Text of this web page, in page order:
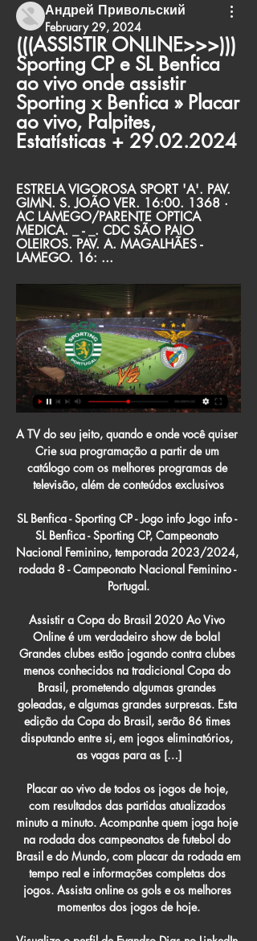
Андрей Привольский
February 29, 2024
(((ASSISTIR ONLINE>>>)))
Sporting CP e SL Benfica
ao vivo onde assistir
Sporting x Benfica » Placar
ao vivo, Palpites,
Estatísticas + 29.02.2024
ESTRELA VIGOROSA SPORT 'A'. PAV.
GIMN. S. JOÃO VER. 16:00. 1368 ·
AC LAMEGO/PARENTE OPTICA
MEDICA. _ - _. CDC SÃO PAIO
OLEIROS. PAV. A. MAGALHÃES -
LAMEGO. 16: ...
A TV do seu jeito, quando e onde você quiser Crie sua programação a partir de um catálogo com os melhores programas de televisão, além de conteúdos exclusivos

SL Benfica - Sporting CP - Jogo info Jogo info - SL Benfica - Sporting CP, Campeonato Nacional Feminino, temporada 2023/2024, rodada 8 - Campeonato Nacional Feminino - Portugal.

Assistir a Copa do Brasil 2020 Ao Vivo Online é um verdadeiro show de bola! Grandes clubes estão jogando contra clubes menos conhecidos na tradicional Copa do Brasil, prometendo algumas grandes goleadas, e algumas grandes surpresas. Esta edição da Copa do Brasil, serão 86 times disputando entre si, em jogos eliminatórios, as vagas para as […]

Placar ao vivo de todos os jogos de hoje, com resultados das partidas atualizados minuto a minuto. Acompanhe quem joga hoje na rodada dos campeonatos de futebol do Brasil e do Mundo, com placar da rodada em tempo real e informações completas dos jogos. Assista online os gols e os melhores momentos dos jogos de hoje.

Visualize o perfil de Evandro Dias no LinkedIn, a maior comunidade profissional do mundo. Evandro tem 2 empregos no perfil. Visualize o perfil completo no LinkedIn e descubra as conexões de Evandro e as vagas em empresas similares.

Frei Roger Strapazzon e Moacir Beggo. Petrópolis (RJ) – A centenária Igreja do Sagrado, em Petrópolis (RJ), reuniu nesta sexta-feira (6/12) duas gerações de frades da Província da Imaculada Conceição durante a Eucaristia de Ação de Graças, às 10 horas. De um lado, os frades que celebram seus jubileus de vida religiosa e sacerdotal. Alguns fazem o primeiro jubileu de 25 anos e.

O Vasco da Gama está neste momento em 18º lugar e necessita de pontos para tentar fugir da zona de despromoção. Vem de uma derrota com o 17º classificado e um dos seus adversários “directos”, o Criciúma, mas antes desse jogo até estava a manter alguma consistência em não perder pontos.

Sporting CP - Benfica placar ao vivo, H2H e escalações há 11 horas — Sporting CP Benfica esultado ao vivo (e transmissão online) começa no dia 14 de abr. de 2024 as 15:00 horário UTC como parte do Campeonato Nacional, Women, ...

Sporting - Benfica placar ao vivo, H2H e escalações Sporting Benfica esultado ao vivo (e transmissão online) começa no dia 29 de fev. de 2024 as 20:45 horário UTC como parte do Taça de Portugal, Portugal.

O árbitro Rafael Carlos Salgueiro (CBF/AL) vai apitar a grande final entre CSE e Zumbi neste domingo (27), às 16h, no Estádio Juca Sampaio, em Palmeira dos Índios, na decisão do Campeonato Alagoano Sub-23 – 2ª Divisão 2019.

Assistir Confiança ao vivo nunca foi tão rápido e fácil, os melhores jogos do Confiança é aqui no FuteMax.tv.. Assistir Frei Paulistano x Confiança ao vivo HD 08/02/2020 grátis. 08/02/2020. Assistir Botafogo-PB x Confiança ao vivo 01/02/2020 grátis. 01/02/2020.

A Benfica TV possui os todos os direitos da transmissão dos jogos do Benfica em casa. Nas transmissões fora de Portugal as emissoras compram directamente à emissora os direitos televisivos.. 1966/67 Benfica Académica de Coimbra Eusébio - Benfica 31/26 1967/68 Benfica Sporting Eusébio - Benfica …

CHAMPIONSHIP - PLAY-OFF DE PROMOÇÃO - MEIAS-FINAIS - 2.ª MÃO 19:45 Fulham - Cardiff City (2-0 na eliminatória) NORUEGA - 11.ª JORNADA 17:00 Stabaek - Bodoe/Glimt 19:30 Rosenborg BK - Viking FK TAÇA DA SUÉCIA 16:45 IFK Gothenburg - Malmo FF TAÇA DA SUÉCIA 18:00 Aengelholms FF - Lunds BK TAÇA DA ISLÂNDIA - OITAVOS DE FINAL 18:30 KA Akureyri - IBV Vestmannaeyjar 19:00 FH …

Além disso, fizemos uma análise subjetiva das principais característica de Daniel Paulista no comando do Confiança e que pode ser levado para outros clubes. Bancada Azulina 52 – Pré jogo Confiança x River. 14/02/2020 14/02/2020 Dragão de Aracaju Comment.

Conhecido por paredão o goleiro mais uma vez chega a Afogados da Ingazeira para disputar a competição. O atleta é o primeiro reforço do tricolor sertanejo que busca uma vaga na elite do futebol pernambucano. Está na boca do torcedor da Coruja que hoje declara com toda confiança na equipe, e inventou o slogan. 'O Paradão voltou!'

Assistir Criciúma x Marcílio Dias ao vivo. 17h00 – Campeonato Catarinense: Criciúma x Marcílio Dias. Criciúma Esporte Clube (cujo acrônimo é CEC) é um clube brasileiro de futebol sediado na cidade de Criciúma, no estado de Santa Catarina. Fundado em 13 de …

No primeiro jogo válido pelas quartas de final do Campeonato Catarinense, Criciúma e Marcílio Dias, empatam em 0x0, na noite desta quarta-feira (08), no estádio Heriberto Hülse.. Na partida sem grandes emoções dentro campo, quem teve a melhor oportunidade foi Roberto Pítio, que chegou a abrir o placar para a equipe visitante, mas o gol foi anulado na sequência.

Onde e como ver | Site oficial do Sporting Clube Ver todos. Próximo Jogo. Taça de Portugal. SPORTING CP. VS. SL Benfica. 29 fevereiro 20:45. Comprar Bilhetes. Primeira Liga. FC Arouca. Sporting CP. 10 março 18 ...

Notícias, resultados e vídeos da maior liga de basquete do mundo. Depois de conseguir R$ 77 mil para tratamento do pai, Dennis "zyl" retorna às streams um mês após morte do familiar para.

Classificada, Caldense enfrentará Cruzeiro Após a vitória por 3 a 0 frente ao Tupynambás, a Caldense se reapresentou na tarde desta segunda-feira no CT. O elenco teve uma longa conversa com o técnico Mauro Fernandes e realizou um trabalho de recuperação física.

LiveScore.pt oferece resultados de jogos de futebol ao vivo, golos em tempo real de mais de mil ligas, taças e torneios (Premier League, e Liga dos Campeões), Os nossos serviços incluem marcadores dos golos, resultados ao intervalo, cartões vermelhos, alertas de …

Lucas Paulo está no Facebook. Participe do Facebook para se conectar com Lucas Paulo e outros que você talvez conheça. O Facebook oferece às pessoas o...

片川乃里子 está no Facebook. Participe do Facebook para se conectar com 片川乃里子 e outros que você talvez conheça. O Facebook oferece às pessoas o poder de compartilhar e tornar o mundo mais aberto e conectado.

Futebol ao vivo #Baianão2020 #Jacuipense #BahiadeFeira Jacuipense x Bahia de Feira Bahia x Vitória da Conquista Fluminense de Feira x Vitória Atlanta

Tondela SL Benfica resultados ao vivo - SofaScore Tondela SL Benfica resultado ao vivo (e transmissão online) começa no dia 27.10.2019. as 15:00 horário UTC em Portugal, Tondela , Estádio João Cardoso como parte do Primeira Liga Portugal.

Neste final de semana foi realizada a 8ª rodada do Goianão 2019. Confira os resultados das partidas, artilharia e a tabela de classificação. RESULTADOS Sexta-feira: 22/02/2019 Atlético.

Operário Ferroviário Esporte Clube de Ponta Grossa- Campeão 1969 foto do time campeão de 1969 do Operario Ferroviário Esporte Clube. NA Foto mostra o time com a seguinte escalação ; Nilson-Mourão-Nilo Gomes e Jamil , Reinaldo e Ferrinho, - Nilson Peres-Padreco- Sabino e Gauchinho.

Sporting CP x SL Benfica ao vivo agora SL Benfica 29 feverei há 7 horas — há 13 horas — Casa Pia AC – SL Benfica, 18h. Sporting CP – Boavista FC, 20h30. Os leitores são a força e a vida do jornal. Assine o PÚBLICO.

Foto: A.D. Cabofriense. No início deste ano, o goleiro chegou a se apresentar e deu até entrevista. Mas tinha contrato com a Cabofriense (RJ) e não foi liberado na época. O presidente do clube, Warton Lacerda, garantiu que agora está tudo certo e Marquinhos não dará viagem perdida.

O "Vena" foi ex-presidente da T.O. Fúria Marcilista e atualmente era Assessor Jurídico, Conselheiro do Clube Náutico Marcílio Dias e também fazia parte do Conselho Fiscal da Comissão dos Torcedores.

Onde assistir a Sporting x Benfica, pelo Campeonato 01/02/2021 — Equipes entram em campo nesta segunda (1), às 18h30, pela 16ª rodada do Campeonato Português; veja como acompanhar ao vivo na TV e na ...

Emprestado pelo Sport ao Confiança, atacante é. Então enxergo que o momento que ele está vivendo no Confiança precisa. Os tentos aconteceram diante do Frei Paulistano,.

O estado psicológico, por sua vez, retrata os personagens situés dans un entre-deux (“situados em um entre-dois”), rattrapés par leur passé (“arrebatados pelo seu passado”), mal assurés de leur avenir (“inseguros em relação ao futuro”) e subissant une brusque remontée nostalgique (submetidos a uma repentina onda de nostalgia

11h00 Sportscenter - Ao Vivo. 12h00 Bate-Bola Debate - Ao Vivo. 13h00 Premier League de Casa. 14h00 Futebol no Mundo - Ao Vivo. 15h00 Bate-Bola Debate. 16h00 Sportscenter. 17h00 Abre o Jogo: Campeonato Português. 17h10 Famalicão x Porto - Ao Vivo. 19h15 Futebol na Veia - Ao Vivo. 20h00 Sportscenter - Ao Vivo. 21h00 Manchester City x Liverpool

Nunca desliga. A GloboNews é o primeiro e mais importante canal de jornalismo da TV brasileira. Momentos decisivos, fatos marcantes. Análise e repercussão. 24 horas no ar.

botafogo cruzeiro fluminense hugo silva líbero pinheiros ponta rio de janeiro sada são josé vôlei seleção brasileira infanto juvenil seleção brasileira. juvenil sesc suíça sul-americano infanto juvenil superliga superliga b torneio internacional de irvine ufjf volley amriswil

Onde dá a Bola? - OndeBola - Data/Canal TV jogos futebol Sporting - Benfica Derby, Liga Portugal, J28, Sport.Tv. Qui 2 Mai provisório UEFA Euro 2024. Dom 14 Jul 20:00, FINAL - Euro 2024, RTP 1?, Sport.Tv online. Ver ...

Sport Lisboa e Benfica há 18 horas — Live. Playlists. Search. Obrigado ❤️   #TFCSLB · Resumos 2023/24 · 9:03. Extended PitchCam | Sporting CP x SL Benfica. Sport Lisboa e Benfica. 35K views. 9 ...

Sporting CP x Benfica ao vivo 17/04/2022 – Onde assistir? 16/04/2022 — O jogo entre Sporting CP x Benfica pode ditar qual será a equipa que irá vencer o segundo lugar da Liga Portugal. Não perca este derby!

A Direcção da Associação Académica de Coimbra/OAF vem por este meio informar os sócios, adeptos e demais interessados que Quim Machado é o novo Treinador da Académica. Joaquim Machado Gonçalves, de...

BENFICA X SPORTING AO VIVO I LIGA PORTUGAL 2023 I YouTube YouTube 1:22 YouTube FUTPLAY 12/11/2023 12/11/2